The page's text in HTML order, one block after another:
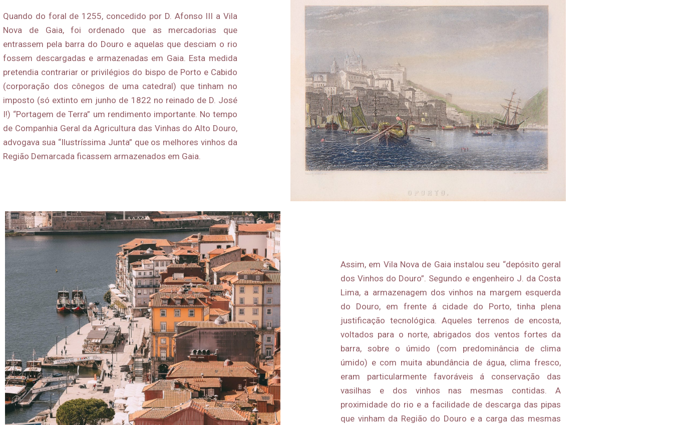
Quando do foral de 1255, concedido por D. Afonso III a Vila
Nova de Gaia, foi ordenado que as mercadorias que
entrassem pela barra do Douro e aquelas que desciam o rio
fossem descargadas e armazenadas em Gaia. Esta medida
pretendia contrariar or privilégios do bispo de Porto e Cabido
(corporação dos cônegos de uma catedral) que tinham no
imposto (só extinto em junho de 1822 no reinado de D. José
I!) “Portagem de Terra” um rendimento importante. No tempo
de Companhia Geral da Agricultura das Vinhas do Alto Douro,
advogava sua “Ilustríssima Junta” que os melhores vinhos da
Região Demarcada ficassem armazenados em Gaia.
Assim, em Vila Nova de Gaia instalou seu “depósito geral
dos Vinhos do Douro”. Segundo e engenheiro J. da Costa
Lima, a armazenagem dos vinhos na margem esquerda
do Douro, em frente á cidade do Porto, tinha plena
justificação tecnológica. Aqueles terrenos de encosta,
voltados para o norte, abrigados dos ventos fortes da
barra, sobre o úmido (com predominância de clima
úmido) e com muita abundância de água, clima fresco,
eram particularmente favoráveis á conservação das
vasilhas e dos vinhos nas mesmas contidas. A
proximidade do rio e a facilidade de descarga das pipas
que vinham da Região do Douro e a carga das mesmas